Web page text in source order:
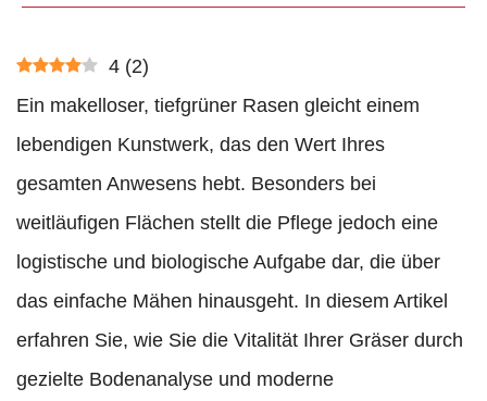
4 (2)
Ein makelloser, tiefgrüner Rasen gleicht einem
lebendigen Kunstwerk, das den Wert Ihres
gesamten Anwesens hebt. Besonders bei
weitläufigen Flächen stellt die Pflege jedoch eine
logistische und biologische Aufgabe dar, die über
das einfache Mähen hinausgeht. In diesem Artikel
erfahren Sie, wie Sie die Vitalität Ihrer Gräser durch
gezielte Bodenanalyse und moderne